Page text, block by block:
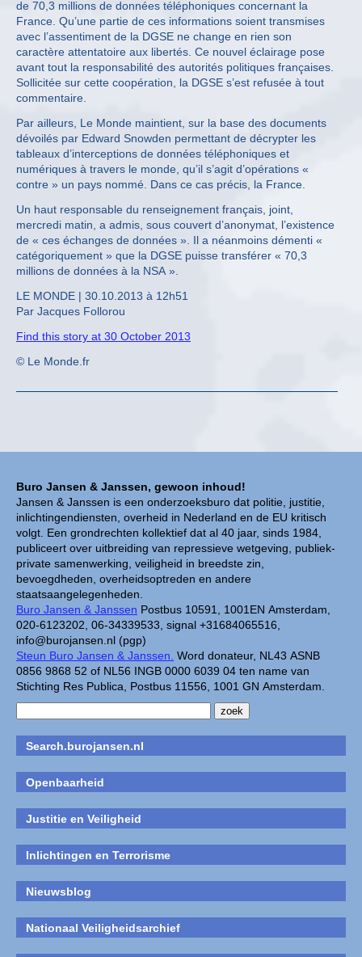
Buro Jansen & Janssen, gewoon inhoud!
Jansen & Janssen is een onderzoeksburo dat politie, justitie,
inlichtingendiensten, overheid in Nederland en de EU kritisch
volgt. Een grondrechten kollektief dat al 40 jaar, sinds 1984,
publiceert over uitbreiding van repressieve wetgeving, publiek-
private samenwerking, veiligheid in breedste zin,
bevoegdheden, overheidsoptreden en andere
staatsaangelegenheden.
Buro Jansen & Janssen Postbus 10591, 1001EN Amsterdam,
020-6123202, 06-34339533, signal +31684065516,
info@burojansen.nl (pgp)
Steun Buro Jansen & Janssen. Word donateur, NL43 ASNB
0856 9868 52 of NL56 INGB 0000 6039 04 ten name van
Stichting Res Publica, Postbus 11556, 1001 GN Amsterdam.
Search.burojansen.nl
Openbaarheid
Justitie en Veiligheid
Inlichtingen en Terrorisme
Nieuwsblog
Nationaal Veiligheidsarchief
de 70,3 millions de données téléphoniques concernant la
France. Qu’une partie de ces informations soient transmises
avec l’assentiment de la DGSE ne change en rien son
caractère attentatoire aux libertés. Ce nouvel éclairage pose
avant tout la responsabilité des autorités politiques françaises.
Sollicitée sur cette coopération, la DGSE s’est refusée à tout
commentaire.
Par ailleurs, Le Monde maintient, sur la base des documents
dévoilés par Edward Snowden permettant de décrypter les
tableaux d’interceptions de données téléphoniques et
numériques à travers le monde, qu’il s’agit d’opérations «
contre » un pays nommé. Dans ce cas précis, la France.
Un haut responsable du renseignement français, joint,
mercredi matin, a admis, sous couvert d’anonymat, l’existence
de « ces échanges de données ». Il a néanmoins démenti «
catégoriquement » que la DGSE puisse transférer « 70,3
millions de données à la NSA ».
LE MONDE | 30.10.2013 à 12h51
Par Jacques Follorou
Find this story at 30 October 2013
© Le Monde.fr